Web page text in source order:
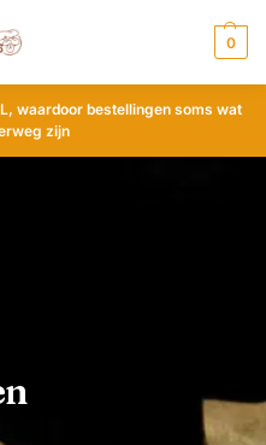
0
waardoor bestellingen soms wat
zijn